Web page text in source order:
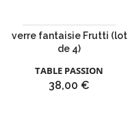
verre fantaisie Frutti (lot
de 4)
TABLE PASSION
Prix
38,00 €